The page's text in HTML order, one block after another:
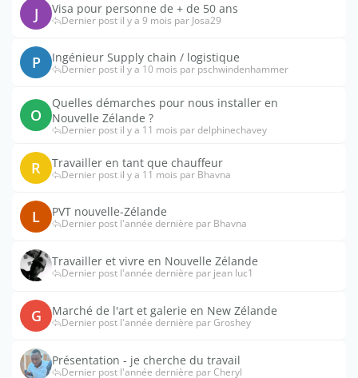
J Visa pour personne de + de 50 ans
Dernier post il y a 9 mois par Josa29
P Ingénieur Supply chain / logistique
Dernier post il y a 10 mois par pschwindenhammer
O
Quelles démarches pour nous installer en
Nouvelle Zélande ?
Dernier post il y a 11 mois par delphinechavey
R Travailler en tant que chauffeur
Dernier post il y a 11 mois par Bhavna
L PVT nouvelle-Zélande
Dernier post l'année dernière par Bhavna
Travailler et vivre en Nouvelle Zélande
Dernier post l'année dernière par jean luc1
G Marché de l'art et galerie en New Zélande
Dernier post l'année dernière par Groshey
Présentation - je cherche du travail
Dernier post l'année dernière par Cheryl